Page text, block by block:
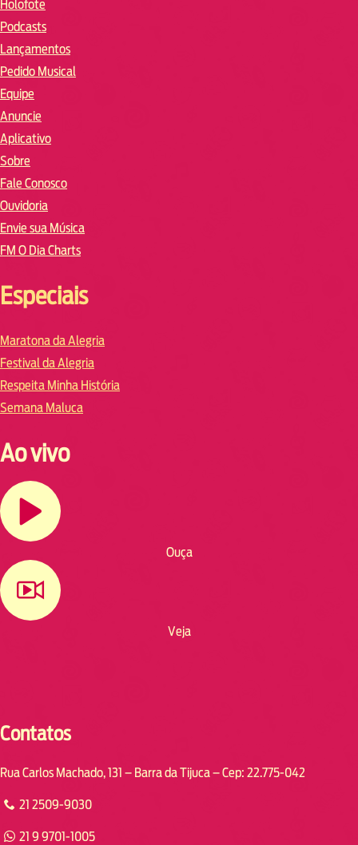
Holofote
Podcasts
Lançamentos
Pedido Musical
Equipe
Anuncie
Aplicativo
Sobre
Fale Conosco
Ouvidoria
Envie sua Música
FM O Dia Charts
Especiais
Maratona da Alegria
Festival da Alegria
Respeita Minha História
Semana Maluca
Ao vivo
Ouça
Veja
Contatos
Rua Carlos Machado, 131 – Barra da Tijuca – Cep: 22.775-042
21 2509-9030
21 9 9701-1005